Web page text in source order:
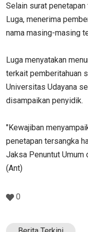
Selain surat
Luga, menerima
nama masing-masing
Luga menyatakan
terkait pemberitahuan
Universitas Udayana
disampaikan penyidik.
"Kewajiban
penetapan tersangka
Jaksa Penuntut Umum
(Ant)
0